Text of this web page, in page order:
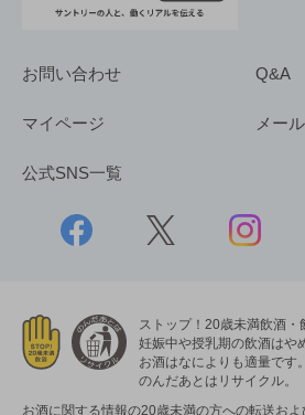
お問い合わせ Q&A
マイページ メー
公式SNS一覧
ストップ！20歳未満飲酒・
妊娠中や授乳期の飲酒はや
お酒はなによりも適量です。
のんだあとはリサイクル。
お酒に関する情報の20歳未満の方への転送およ